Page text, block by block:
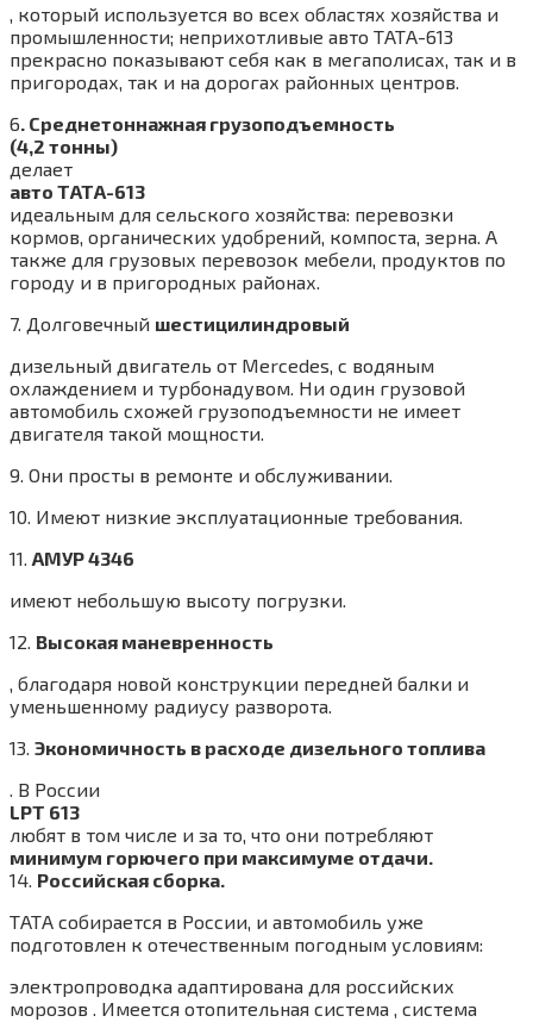
, который используется во всех областях хозяйства и
промышленности; неприхотливые авто ТАТА-613
прекрасно показывают себя как в мегаполисах, так и в
пригородах, так и на дорогах районных центров.
6. Среднетоннажная грузоподъемность
(4,2 тонны)
делает
авто ТАТА-613
идеальным для сельского хозяйства: перевозки
кормов, органических удобрений, компоста, зерна. А
также для грузовых перевозок мебели, продуктов по
городу и в пригородных районах.
7. Долговечный шестицилиндровый
дизельный двигатель от Mercedes, с водяным
охлаждением и турбонадувом. Ни один грузовой
автомобиль схожей грузоподъемности не имеет
двигателя такой мощности.
9. Они просты в ремонте и обслуживании.
10. Имеют низкие эксплуатационные требования.
11. АМУР 4346
имеют небольшую высоту погрузки.
12. Высокая маневренность
, благодаря новой конструкции передней балки и
уменьшенному радиусу разворота.
13. Экономичность в расходе дизельного топлива
. В России
LPT 613
любят в том числе и за то, что они потребляют
минимум горючего при максимуме отдачи.
14. Российская сборка.
ТАТА собирается в России, и автомобиль уже
подготовлен к отечественным погодным условиям:
электропроводка адаптирована для российских
морозов . Имеется отопительная система , система